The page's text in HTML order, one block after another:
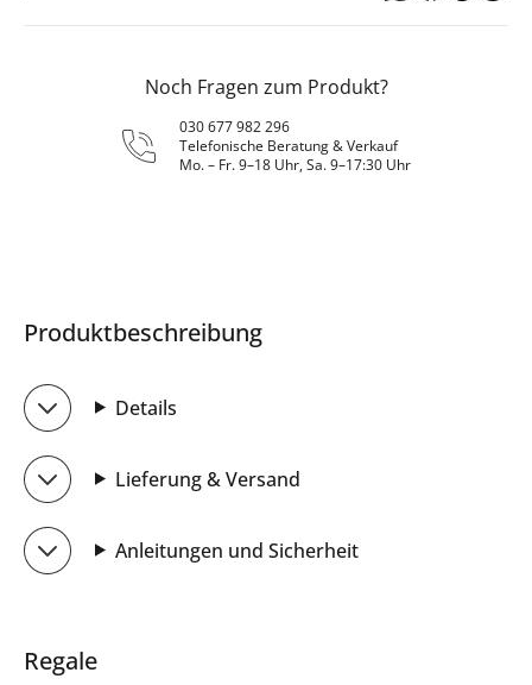
Noch Fragen zum Produkt?
030 677 982 296
Telefonische Beratung & Verkauf
Mo. – Fr. 9–18 Uhr, Sa. 9–17:30 Uhr
Produktbeschreibung
Details
Lieferung & Versand
Anleitungen und Sicherheit
Regale